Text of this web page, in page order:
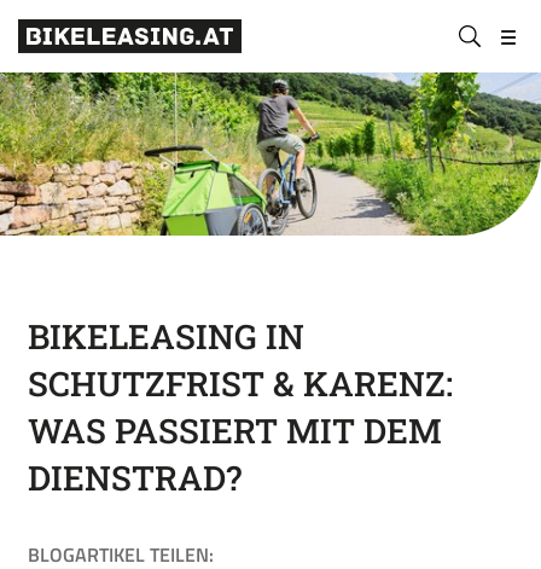
BLS
Bikeleasing-
Service
Österreich
GmbH
Bikeleasing
ist
Ihr
zuverlässiger
Partner
für
Dienstrad-
für
Selbstständige.
Wir
organisieren
Ihr
Rundum-
für
https://bikeleasing.at/
BIKELEASING IN
SCHUTZFRIST & KARENZ:
WAS PASSIERT MIT DEM
DIENSTRAD?
BLOGARTIKEL TEILEN: